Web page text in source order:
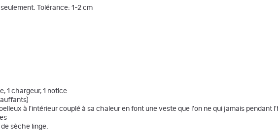
Tolérance: 1-2 cm
1 chargeur, 1 notice
à l'intérieur couplé à sa chaleur en font une veste que l'on ne qui jamais pendant
de sèche linge.